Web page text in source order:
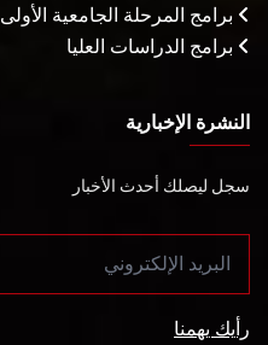
برامج المرحلة الجامعية الأولى
برامج الدراسات العليا
النشرة الإخبارية
سجل ليصلك أحدث الأخبار
رأيك يهمنا